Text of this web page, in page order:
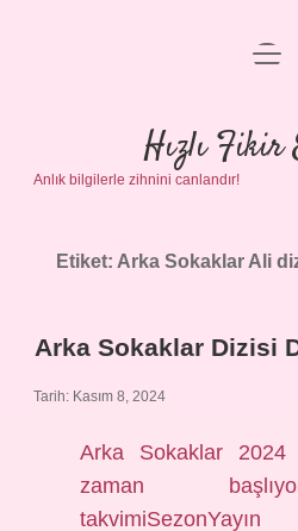
Gizlilik
Yasal
Hızlı Fikir
Anlık bilgilerle zihnini canlandır!
Etiket: Arka Sokaklar Ali
Arka Sokaklar Dizisi
Tarih: Kasım 8, 2024
Arka Sokaklar
zaman